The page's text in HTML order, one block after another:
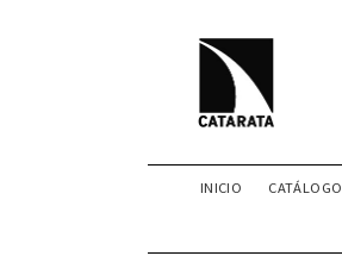
INICIO CATÁLOGO